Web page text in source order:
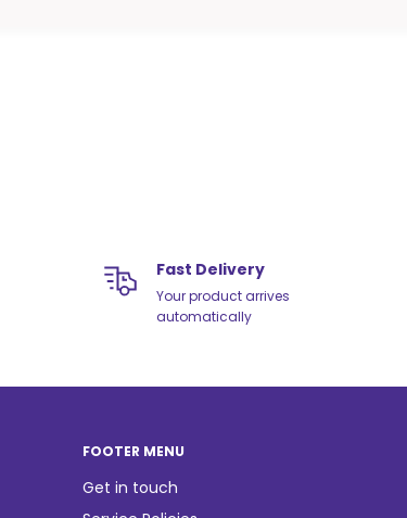
Fast Delivery
Your product arrives
automatically
FOOTER MENU
Get in touch